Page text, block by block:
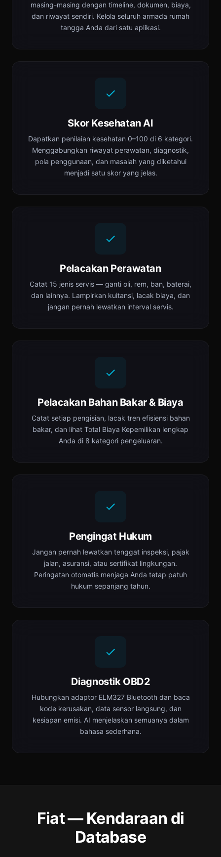
masing-masing dengan timeline, dokumen, biaya,
dan riwayat sendiri. Kelola seluruh armada rumah
tangga Anda dari satu aplikasi.
Skor Kesehatan AI
Dapatkan penilaian kesehatan 0–100 di 6 kategori.
Menggabungkan riwayat perawatan, diagnostik,
pola penggunaan, dan masalah yang diketahui
menjadi satu skor yang jelas.
Pelacakan Perawatan
Catat 15 jenis servis — ganti oli, rem, ban, baterai,
dan lainnya. Lampirkan kuitansi, lacak biaya, dan
jangan pernah lewatkan interval servis.
Pelacakan Bahan Bakar & Biaya
Catat setiap pengisian, lacak tren efisiensi bahan
bakar, dan lihat Total Biaya Kepemilikan lengkap
Anda di 8 kategori pengeluaran.
Pengingat Hukum
Jangan pernah lewatkan tenggat inspeksi, pajak
jalan, asuransi, atau sertifikat lingkungan.
Peringatan otomatis menjaga Anda tetap patuh
hukum sepanjang tahun.
Diagnostik OBD2
Hubungkan adaptor ELM327 Bluetooth dan baca
kode kerusakan, data sensor langsung, dan
kesiapan emisi. AI menjelaskan semuanya dalam
bahasa sederhana.
Fiat — Kendaraan di
Database